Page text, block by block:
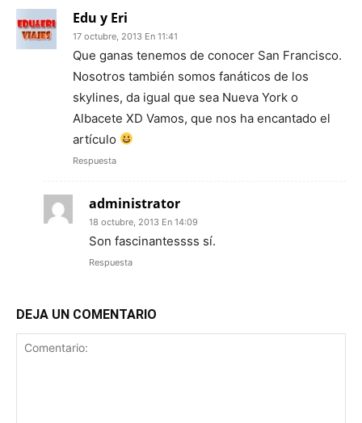
Edu y Eri
17 octubre, 2013 En 11:41
Que ganas tenemos de conocer San Francisco.
Nosotros también somos fanáticos de los
skylines, da igual que sea Nueva York o
Albacete XD Vamos, que nos ha encantado el
artículo
Respuesta
administrator
18 octubre, 2013 En 14:09
Son fascinantessss sí.
Respuesta
DEJA UN COMENTARIO